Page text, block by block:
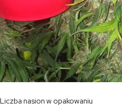
Liczba nasion w opakowaniu